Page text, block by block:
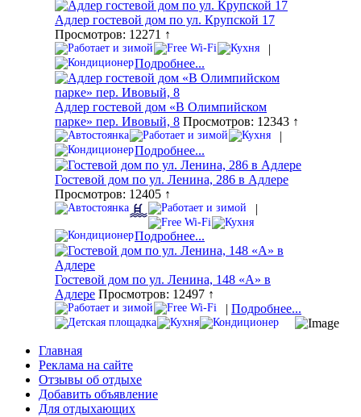
Адлер гостевой дом по ул. Крупской 17
Просмотров: 12271 ↑
|
Подробнее...
Адлер гостевой дом «В Олимпийском
парке» пер. Ивовый, 8 Просмотров: 12343 ↑
|
Подробнее...
Гостевой дом по ул. Ленина, 286 в Адлере
Просмотров: 12405 ↑
|
Подробнее...
Гостевой дом по ул. Ленина, 148 «А» в
Адлере Просмотров: 12497 ↑
| Подробнее...
Главная
Реклама на сайте
Отзывы об отдыхе
Добавить объявление
Для отдыхающих